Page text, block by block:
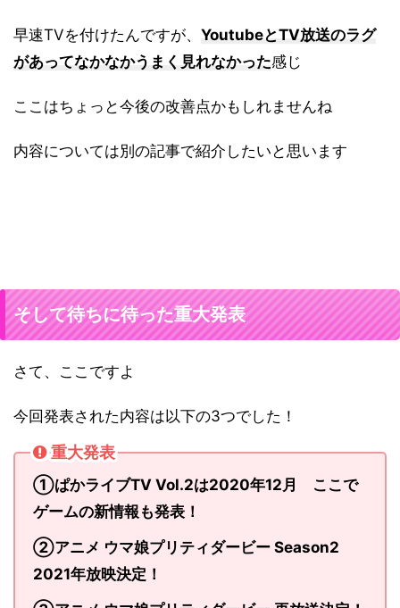
早速TVを付けたんですが、 YoutubeとTV放送のラグ
があってなかなかうまく見れなかった感じ
ここはちょっと今後の改善点かもしれませんね
内容については別の記事で紹介したいと思います
そして待ちに待った重大発表
さて、ここですよ
今回発表された内容は以下の3つでした！
重大発表
①ぱかライブTV Vol.2は2020年12月 ここで
ゲームの新情報も発表！
②アニメ ウマ娘プリティダービー Season2
2021年放映決定！